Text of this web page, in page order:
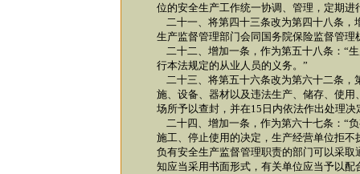
位的安全生产工作统一协调、管理，定期
二十一、将第四十三条改为第四十八条，
生产监督管理部门会同国务院保险监督管理
二十二、增加一条，作为第五十八条：“
行本法规定的从业人员的义务。”
二十三、将第五十六条改为第六十二条，
施、设备、器材以及违法生产、储存、使
场所予以查封，并在15日内依法作出处理决
二十四、增加一条，作为第六十七条：“
施工、停止使用的决定，生产经营单位拒
负有安全生产监督管理职责的部门可以采
知应当采用书面形式，有关单位应当予以配